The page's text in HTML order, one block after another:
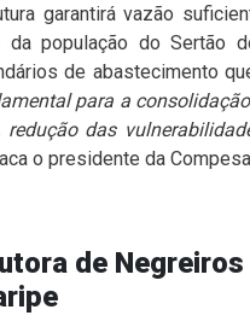
garantirá vazão
da população do Sertão
de abastecimento
para a
redução das
o presidente da
de